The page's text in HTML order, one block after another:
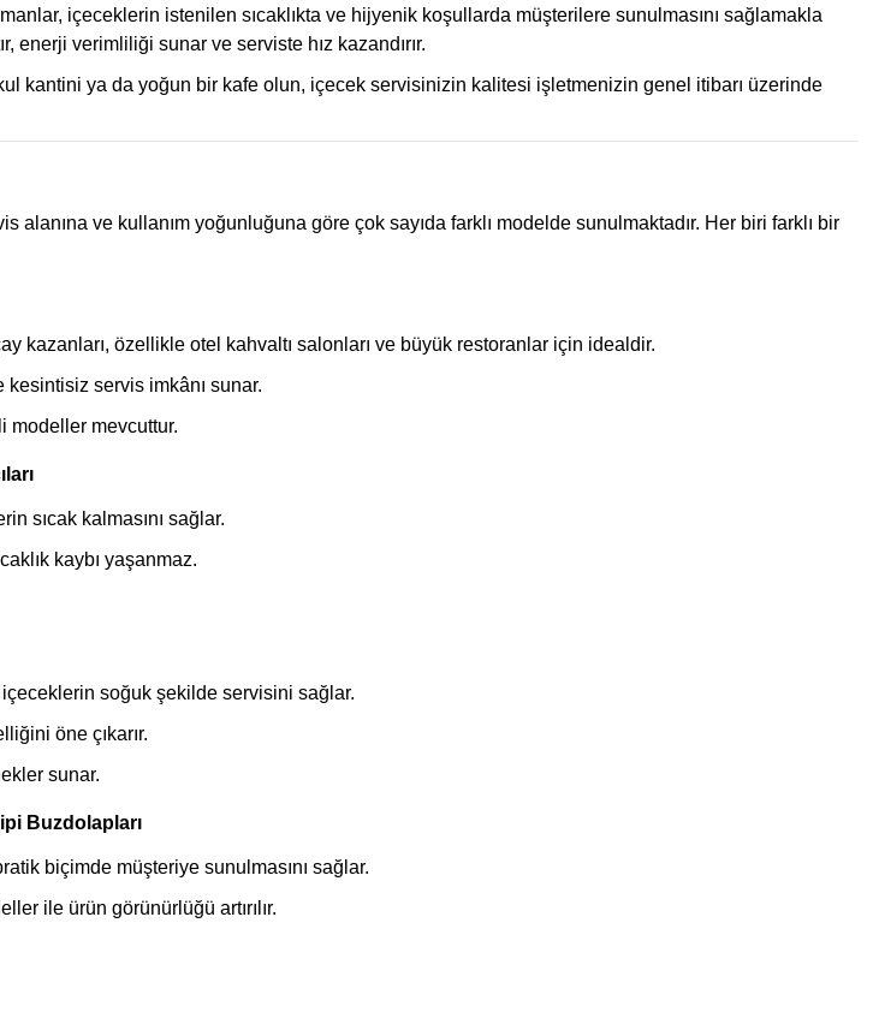
içeceklerin istenilen sıcaklıkta ve hijyenik koşullarda müşterilere sunulmasını sağlamakla
enerji verimliliği sunar ve serviste hız kazandırır.
kantini ya da yoğun bir kafe olun, içecek servisinizin kalitesi işletmenizin genel itibarı üzerinde
alanına ve kullanım yoğunluğuna göre çok sayıda farklı modelde sunulmaktadır. Her biri farklı bir
kazanları, özellikle otel kahvaltı salonları ve büyük restoranlar için idealdir.
servis imkânı sunar.
modeller mevcuttur.
sıcak kalmasını sağlar.
kaybı yaşanmaz.
soğuk şekilde servisini sağlar.
öne çıkarır.
sunar.
Buzdolapları
biçimde müşteriye sunulmasını sağlar.
ile ürün görünürlüğü artırılır.